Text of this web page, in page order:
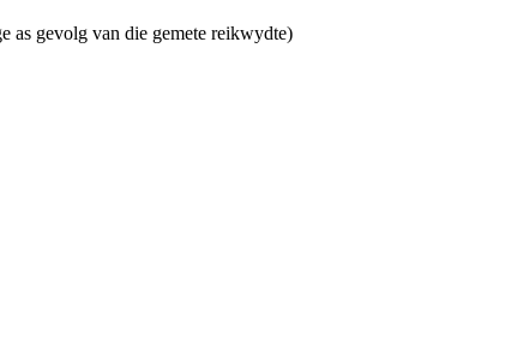
as gevolg van die gemete reikwydte)